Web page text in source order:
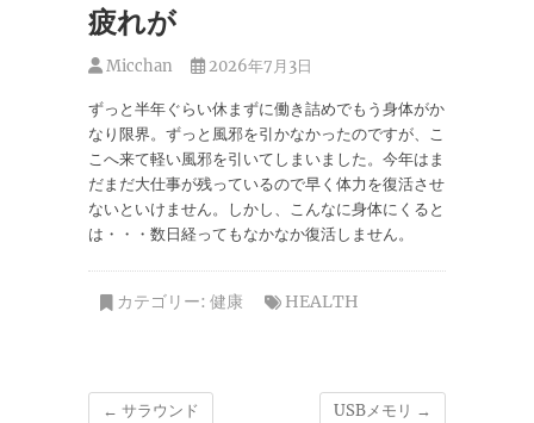
疲れが
Micchan 2026年7月3日
ずっと半年ぐらい休まずに働き詰めでもう身体がか
なり限界。ずっと風邪を引かなかったのですが、こ
こへ来て軽い風邪を引いてしまいました。今年はま
だまだ大仕事が残っているので早く体力を復活させ
ないといけません。しかし、こんなに身体にくると
は・・・数日経ってもなかなか復活しません。
カテゴリー: 健康 HEALTH
← サラウンド USBメモリ →